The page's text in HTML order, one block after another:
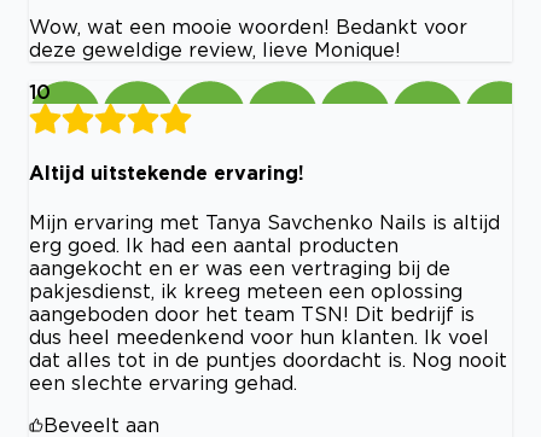
Wow, wat een mooie woorden! Bedankt voor
deze geweldige review, lieve Monique!
10
Altijd uitstekende ervaring!
Mijn ervaring met Tanya Savchenko Nails is altijd
erg goed. Ik had een aantal producten
aangekocht en er was een vertraging bij de
pakjesdienst, ik kreeg meteen een oplossing
aangeboden door het team TSN! Dit bedrijf is
dus heel meedenkend voor hun klanten. Ik voel
dat alles tot in de puntjes doordacht is. Nog nooit
een slechte ervaring gehad.
Beveelt aan